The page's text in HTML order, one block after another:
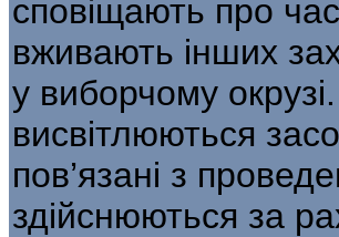
сповіщають про
вживають інших
у виборчому окрузі.
висвітлюються
пов’язані з
здійснюються за